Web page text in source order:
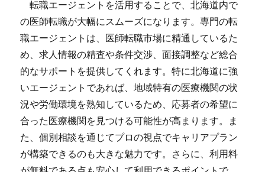
転職エージェントを活用することで、北海道内で
の医師転職が大幅にスムーズになります。専門の転
職エージェントは、医師転職市場に精通しているた
め、求人情報の精査や条件交渉、面接調整など総合
的なサポートを提供してくれます。特に北海道に強
いエージェントであれば、地域特有の医療機関の状
況や労働環境を熟知しているため、応募者の希望に
合った医療機関を見つける可能性が高まります。ま
た、個別相談を通じてプロの視点でキャリアプラン
が構築できるのも大きな魅力です。さらに、利用料